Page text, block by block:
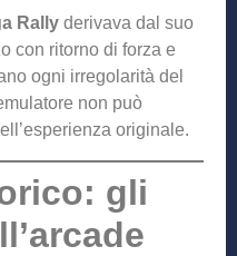
Rally derivava dal suo
con ritorno di forza e
ogni irregolarità del
non può
originale.
gli